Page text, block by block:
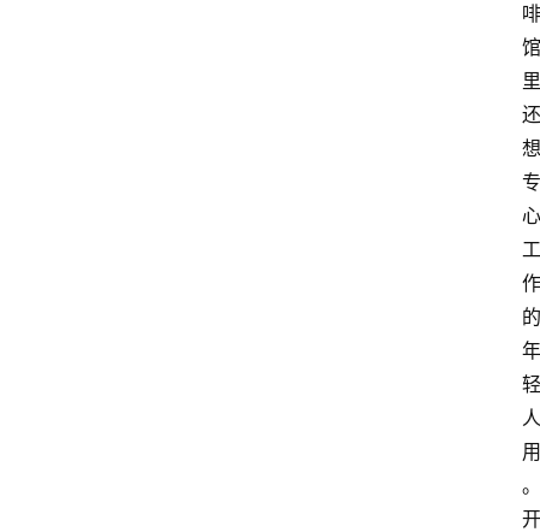
啡
馆
里
还
想
专
心
工
作
的
年
轻
人
用
。
开